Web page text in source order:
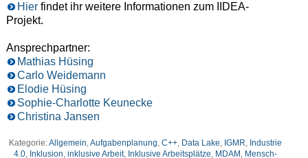
Hierfindet ihr weitere Informationen zum IIDEA-
Projekt.
Ansprechpartner:
Mathias Hüsing
Carlo Weidemann
Elodie Hüsing
Sophie-Charlotte Keunecke
Christina Jansen
Kategorie:Allgemein,Aufgabenplanung,C++, Data Lake, IGMR, Industrie
4.0, Inklusion,inklusive Arbeit, Inklusive Arbeitsplätze, MDAM, Mensch-